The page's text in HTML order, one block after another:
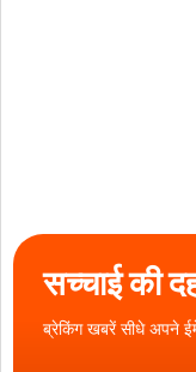
सच्चाई की
ब्रेकिंग खबरें सीधे अपने